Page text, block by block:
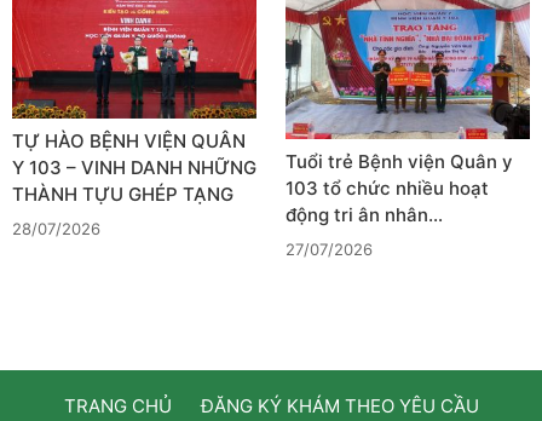
TỰ HÀO BỆNH VIỆN QUÂN
Y 103 – VINH DANH NHỮNG
THÀNH TỰU GHÉP TẠNG
28/07/2026
Tuổi trẻ Bệnh viện Quân y
103 tổ chức nhiều hoạt
động tri ân nhân…
27/07/2026
TRANG CHỦ ĐĂNG KÝ KHÁM THEO YÊU CẦU